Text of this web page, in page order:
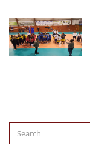
Search
for: